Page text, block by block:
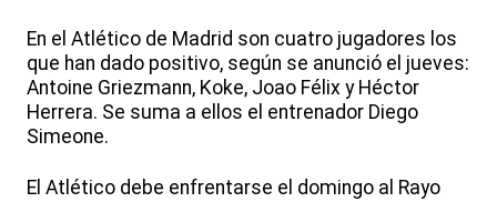
En el Atlético de Madrid son cuatro jugadores los
que han dado positivo, según se anunció el jueves:
Antoine Griezmann, Koke, Joao Félix y Héctor
Herrera. Se suma a ellos el entrenador Diego
Simeone.
El Atlético debe enfrentarse el domingo al Rayo